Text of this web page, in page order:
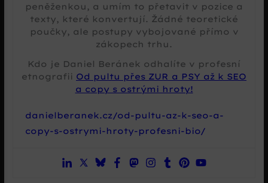
peněženkou, a umím to přetavit v pozice a
texty, které konvertují. Žádné teoretické
poučky, ale postupy vybojované přímo v
zákopech trhu.
Kdo je Daniel Beránek odhalíte v profesní
etnografii Od pultu přes ZUR a PSY až k SEO
a copy s ostrými hroty!
danielberanek.cz/od-pultu-az-k-seo-a-
copy-s-ostrymi-hroty-profesni-bio/